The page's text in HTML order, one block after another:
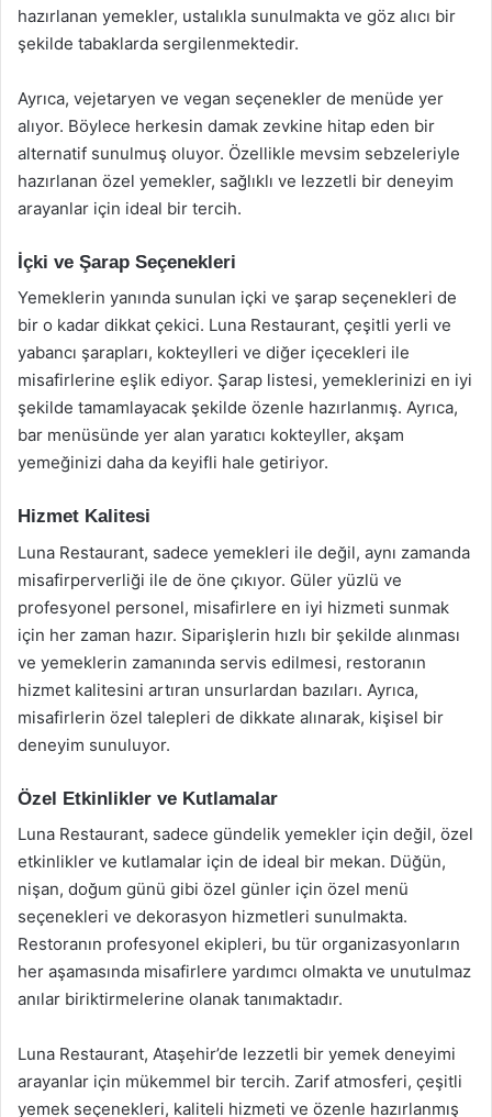
hazırlanan yemekler, ustalıkla sunulmakta ve göz alıcı bir
şekilde tabaklarda sergilenmektedir.
Ayrıca, vejetaryen ve vegan seçenekler de menüde yer
alıyor. Böylece herkesin damak zevkine hitap eden bir
alternatif sunulmuş oluyor. Özellikle mevsim sebzeleriyle
hazırlanan özel yemekler, sağlıklı ve lezzetli bir deneyim
arayanlar için ideal bir tercih.
İçki ve Şarap Seçenekleri
Yemeklerin yanında sunulan içki ve şarap seçenekleri de
bir o kadar dikkat çekici. Luna Restaurant, çeşitli yerli ve
yabancı şarapları, kokteylleri ve diğer içecekleri ile
misafirlerine eşlik ediyor. Şarap listesi, yemeklerinizi en iyi
şekilde tamamlayacak şekilde özenle hazırlanmış. Ayrıca,
bar menüsünde yer alan yaratıcı kokteyller, akşam
yemeğinizi daha da keyifli hale getiriyor.
Hizmet Kalitesi
Luna Restaurant, sadece yemekleri ile değil, aynı zamanda
misafirperverliği ile de öne çıkıyor. Güler yüzlü ve
profesyonel personel, misafirlere en iyi hizmeti sunmak
için her zaman hazır. Siparişlerin hızlı bir şekilde alınması
ve yemeklerin zamanında servis edilmesi, restoranın
hizmet kalitesini artıran unsurlardan bazıları. Ayrıca,
misafirlerin özel talepleri de dikkate alınarak, kişisel bir
deneyim sunuluyor.
Özel Etkinlikler ve Kutlamalar
Luna Restaurant, sadece gündelik yemekler için değil, özel
etkinlikler ve kutlamalar için de ideal bir mekan. Düğün,
nişan, doğum günü gibi özel günler için özel menü
seçenekleri ve dekorasyon hizmetleri sunulmakta.
Restoranın profesyonel ekipleri, bu tür organizasyonların
her aşamasında misafirlere yardımcı olmakta ve unutulmaz
anılar biriktirmelerine olanak tanımaktadır.
Luna Restaurant, Ataşehir’de lezzetli bir yemek deneyimi
arayanlar için mükemmel bir tercih. Zarif atmosferi, çeşitli
yemek seçenekleri, kaliteli hizmeti ve özenle hazırlanmış